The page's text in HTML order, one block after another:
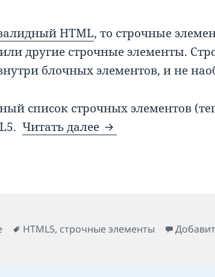
HTML, то строчные
другие строчные элементы.
блочных элементов, и не
список строчных элементов
Читать далее Строчные
Метки
HTML5, строчные элементы